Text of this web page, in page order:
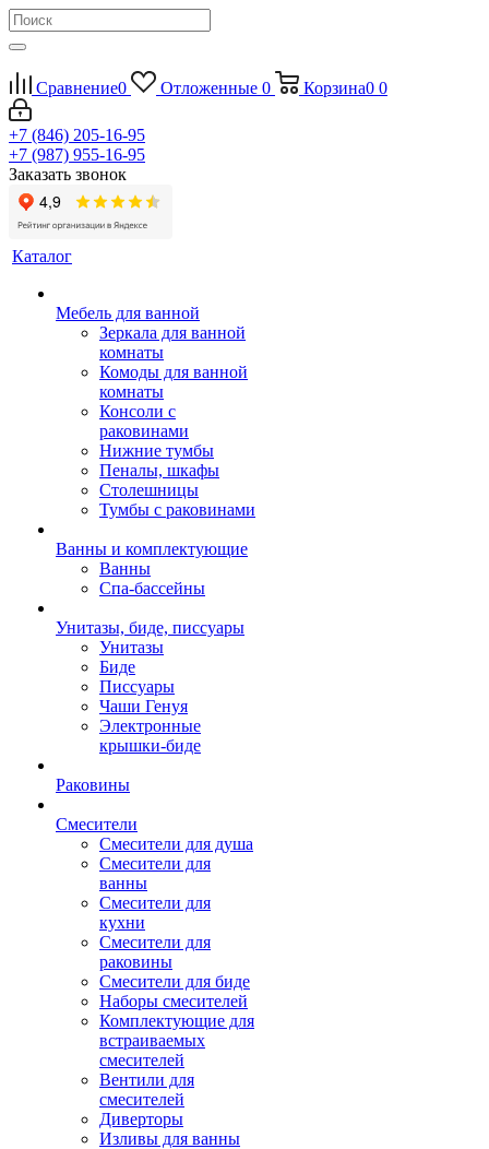
Сравнение0 Отложенные 0 Корзина0 0
+7 (846) 205-16-95
+7 (987) 955-16-95
Заказать звонок
Каталог
Мебель для ванной
Зеркала для ванной
комнаты
Комоды для ванной
комнаты
Консоли с
раковинами
Нижние тумбы
Пеналы, шкафы
Столешницы
Тумбы с раковинами
Ванны и комплектующие
Ванны
Спа-бассейны
Унитазы, биде, писсуары
Унитазы
Биде
Писсуары
Чаши Генуя
Электронные
крышки-биде
Раковины
Смесители
Смесители для душа
Смесители для
ванны
Смесители для
кухни
Смесители для
раковины
Смесители для биде
Наборы смесителей
Комплектующие для
встраиваемых
смесителей
Вентили для
смесителей
Диверторы
Изливы для ванны